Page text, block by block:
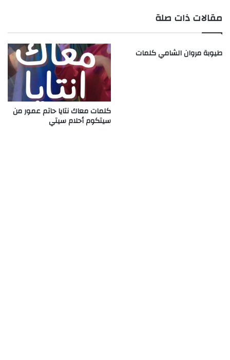
مقالات ذات صلة
طيوبة مروان الشامي كلمات
كلمات معاك نتايا حاتم عمور من
سيتكوم أحلام سيتي